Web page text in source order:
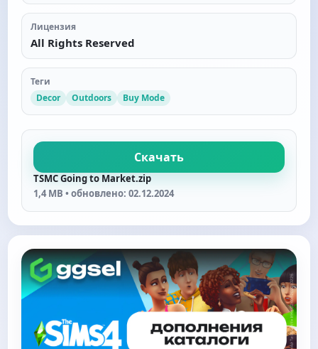
Лицензия
All Rights Reserved
Теги
Decor
Outdoors Buy Mode
Скачать
TSMC Going to Market.zip
1,4 MB • обновлено: 02.12.2024